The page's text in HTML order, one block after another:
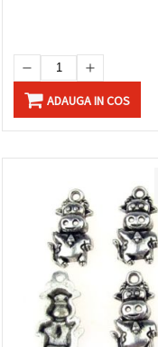
ADAUGA IN COS